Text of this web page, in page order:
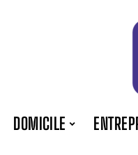
DOMICILE